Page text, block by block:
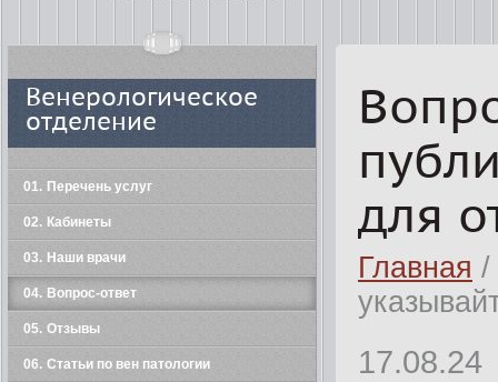
для
Главная /
17.08.24
Венерологическое
отделение
01 Перечень услуг
02 Кабинеты
03 Наши врачи
04 Вопрос-ответ
05 Отзывы
06 Статьи по вен патологии